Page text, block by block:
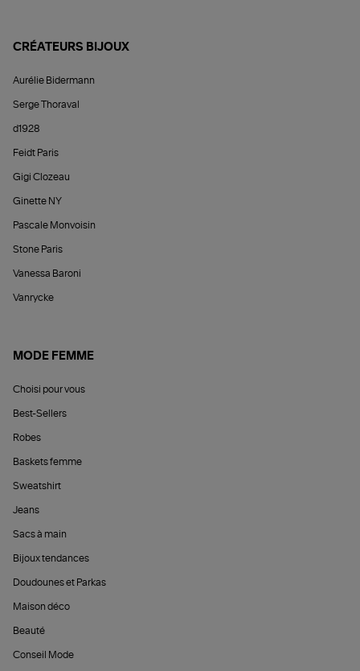
CRÉATEURS BIJOUX
Aurélie Bidermann
Serge Thoraval
d1928
Feidt Paris
Gigi Clozeau
Ginette NY
Pascale Monvoisin
Stone Paris
Vanessa Baroni
Vanrycke
MODE FEMME
Choisi pour vous
Best-Sellers
Robes
Baskets femme
Sweatshirt
Jeans
Sacs à main
Bijoux tendances
Doudounes et Parkas
Maison déco
Beauté
Conseil Mode